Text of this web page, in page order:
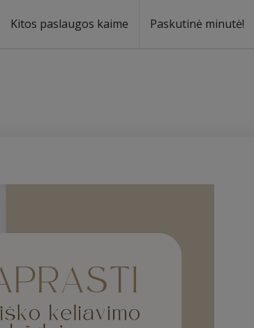
Kitos paslaugos kaime Paskutinė minutė!